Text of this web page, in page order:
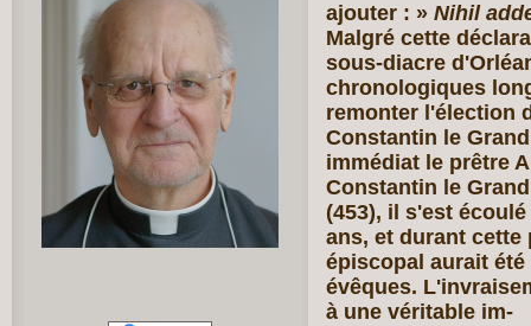
ajouter : » Nihil
Malgré cette
sous-diacre
chronologiques
remonter l'élection
Constantin le
immédiat le prêtre
Constantin le
(453), il s'est
ans, et durant cette
épiscopal aurait
évêques.
à une véritable im-